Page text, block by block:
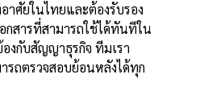
ศัยในไทยและต้องรับรอง
กสารที่สามารถใช้ได้ทันทีใน
องกับสัญญาธุรกิจ ทีมเรา
รถตรวจสอบย้อนหลังได้ทุก